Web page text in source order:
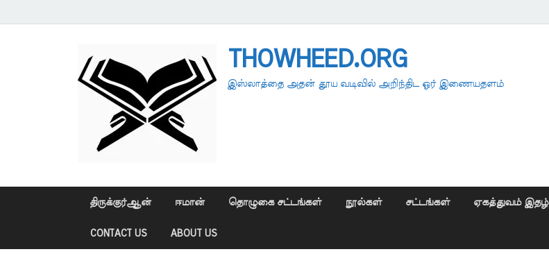
THOWHEED.ORG
இஸ்லாத்தை அதன் தூய வடிவில் அறிந்திட ஓர் இணையதளம்
திருக்குர்ஆன் ஈமான் தொழுகை சட்டங்கள் நூல்கள் சட்டங்கள் ஏகத்துவம் இதழ்
CONTACT US ABOUT US